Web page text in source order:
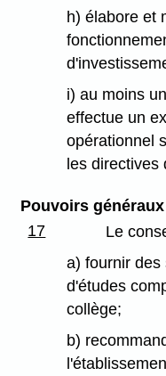
h) élabore et
i) au moins
effectue un
opérationnel
les directives
Pouvoirs
17
Le
a) fournir des
d'études
collège;
b)